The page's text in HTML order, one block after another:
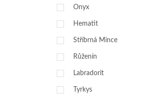
Onyx
Hematit
Stříbrná Mince
Růženín
Labradorit
Tyrkys